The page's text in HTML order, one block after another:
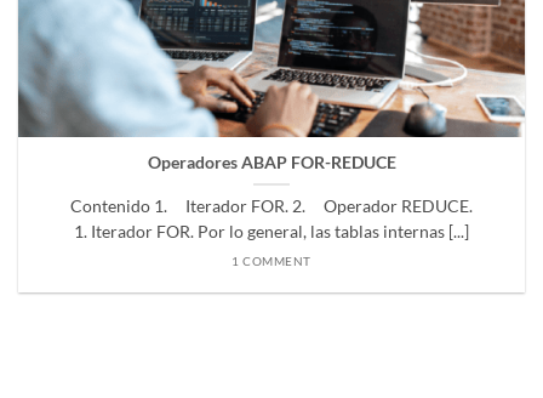
Operadores ABAP FOR-REDUCE
Contenido 1. Iterador FOR. 2. Operador REDUCE.
1. Iterador FOR. Por lo general, las tablas internas [...]
1 COMMENT